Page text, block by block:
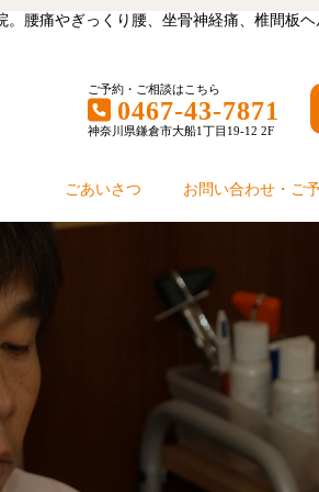
腰痛やぎっくり腰、坐骨神経痛、椎間板
ご予約・ご相談はこちら
0467-43-7871
神奈川県鎌倉市大船1丁目19-12 2F
ごあいさつ お問い合わせ・ご